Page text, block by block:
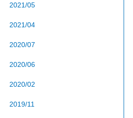
2021/05
2021/04
2020/07
2020/06
2020/02
2019/11